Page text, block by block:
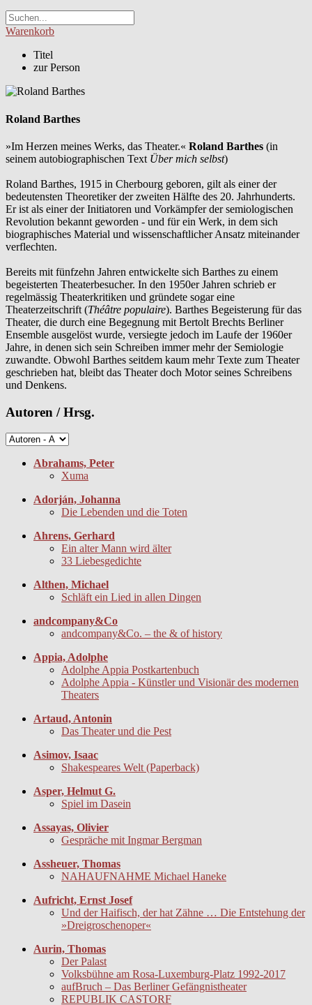
Warenkorb
Titel
zur Person
Roland Barthes
»Im Herzen meines Werks, das Theater.« Roland Barthes (in
seinem autobiographischen Text Über mich selbst)
Roland Barthes, 1915 in Cherbourg geboren, gilt als einer der
bedeutensten Theoretiker der zweiten Hälfte des 20. Jahrhunderts.
Er ist als einer der Initiatoren und Vorkämpfer der semiologischen
Revolution bekannt geworden - und für ein Werk, in dem sich
biographisches Material und wissenschaftlicher Ansatz miteinander
verflechten.
Bereits mit fünfzehn Jahren entwickelte sich Barthes zu einem
begeisterten Theaterbesucher. In den 1950er Jahren schrieb er
regelmässig Theaterkritiken und gründete sogar eine
Theaterzeitschrift (Théâtre populaire). Barthes Begeisterung für das
Theater, die durch eine Begegnung mit Bertolt Brechts Berliner
Ensemble ausgelöst wurde, versiegte jedoch im Laufe der 1960er
Jahre, in denen sich sein Schreiben immer mehr der Semiologie
zuwandte. Obwohl Barthes seitdem kaum mehr Texte zum Theater
geschrieben hat, bleibt das Theater doch Motor seines Schreibens
und Denkens.
Autoren / Hrsg.
Abrahams, Peter
Xuma
Adorján, Johanna
Die Lebenden und die Toten
Ahrens, Gerhard
Ein alter Mann wird älter
33 Liebesgedichte
Althen, Michael
Schläft ein Lied in allen Dingen
andcompany&Co
andcompany&Co. – the & of history
Appia, Adolphe
Adolphe Appia Postkartenbuch
Adolphe Appia - Künstler und Visionär des modernen
Theaters
Artaud, Antonin
Das Theater und die Pest
Asimov, Isaac
Shakespeares Welt (Paperback)
Asper, Helmut G.
Spiel im Dasein
Assayas, Olivier
Gespräche mit Ingmar Bergman
Assheuer, Thomas
NAHAUFNAHME Michael Haneke
Aufricht, Ernst Josef
Und der Haifisch, der hat Zähne … Die Entstehung der
»Dreigroschenoper«
Aurin, Thomas
Der Palast
Volksbühne am Rosa-Luxemburg-Platz 1992-2017
aufBruch – Das Berliner Gefängnistheater
REPUBLIK CASTORF